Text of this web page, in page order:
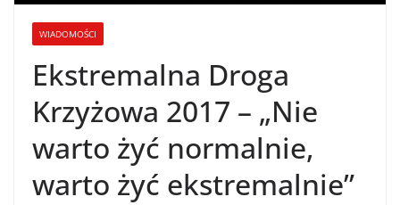
WIADOMOŚCI
Ekstremalna Droga
Krzyżowa 2017 – „Nie
warto żyć normalnie,
warto żyć ekstremalnie”